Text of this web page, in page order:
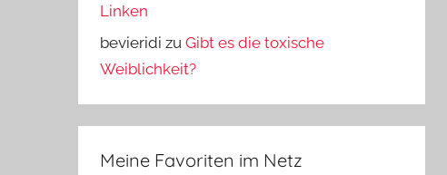
Linken
bevieridi zuGibt es die toxische
Weiblichkeit?
Meine Favoriten im Netz